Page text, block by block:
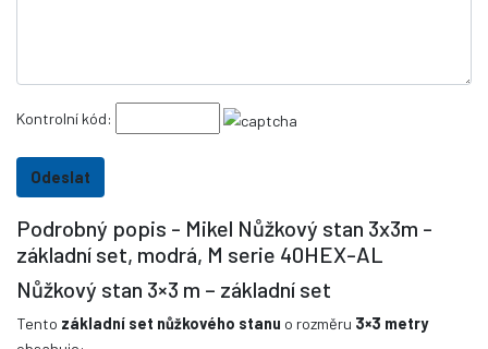
Kontrolní kód:
Podrobný popis - Mikel Nůžkový stan 3x3m -
základní set, modrá, M serie 40HEX-AL
Nůžkový stan 3×3 m – základní set
Tento základní set nůžkového stanu o rozměru 3×3 metry